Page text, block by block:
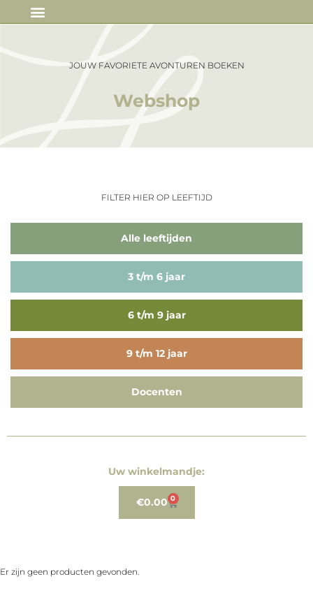
JOUW FAVORIETE AVONTUREN BOEKEN
Webshop
FILTER HIER OP LEEFTIJD
Alle leeftijden
3 t/m 6 jaar
6 t/m 9 jaar
9 t/m 12 jaar
Docenten
Uw winkelmandje:
€0.00 0
Er zijn geen producten gevonden.